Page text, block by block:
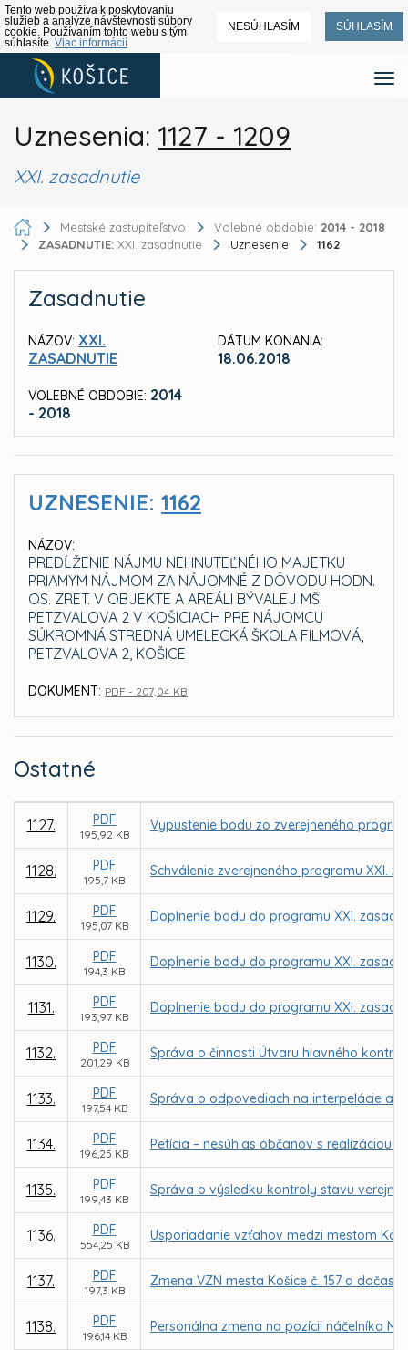
Tento web používa k poskytovaniu
služieb a analýze návštevnosti súbory
cookie. Používaním tohto webu s tým
súhlasíte. Viac informácií
NESÚHLASÍM SÚHLASÍM
Uznesenia: 1127 - 1209
XXI. zasadnutie
Mestské zastupiteľstvo Volebné obdobie: 2014 - 2018
ZASADNUTIE: XXI. zasadnutie Uznesenie 1162
Zasadnutie
NÁZOV: XXI.
ZASADNUTIE
VOLEBNÉ OBDOBIE: 2014
- 2018
DÁTUM KONANIA:
18.06.2018
UZNESENIE: 1162
NÁZOV:
PREDĹŽENIE NÁJMU NEHNUTEĽNÉHO MAJETKU
PRIAMYM NÁJMOM ZA NÁJOMNÉ Z DÔVODU HODN.
OS. ZRET. V OBJEKTE A AREÁLI BÝVALEJ MŠ
PETZVALOVA 2 V KOŠICIACH PRE NÁJOMCU
SÚKROMNÁ STREDNÁ UMELECKÁ ŠKOLA FILMOVÁ,
PETZVALOVA 2, KOŠICE
DOKUMENT: PDF - 207,04 KB
Ostatné
1127. PDF
195,92 KB
Vypustenie bodu zo zverejneného
1128. PDF
195,7 KB
Schválenie zverejneného programu XXI.
1129. PDF
195,07 KB
Doplnenie bodu do programu XXI.
1130. PDF
194,3 KB
Doplnenie bodu do programu XXI.
1131. PDF
193,97 KB
Doplnenie bodu do programu XXI.
1132. PDF
201,29 KB
Správa o činnosti Útvaru hlavného
1133. PDF
197,54 KB
Správa o odpovediach na interpelácie a
1134. PDF
196,25 KB
Petícia – nesúhlas občanov s realizáciou
1135. PDF
199,43 KB
Správa o výsledku kontroly stavu
1136. PDF
554,25 KB
Usporiadanie vzťahov medzi mestom
1137. PDF
197,3 KB
Zmena VZN mesta Košice č. 157 o
1138. PDF
196,14 KB
Personálna zmena na pozícii náčelníka